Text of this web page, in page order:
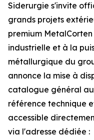
Siderurgie s'invite
grands projets
premium
industrielle et à la
métallurgique du
annonce la mise à
catalogue général
référence technique
accessible
via l'adresse dédiée :